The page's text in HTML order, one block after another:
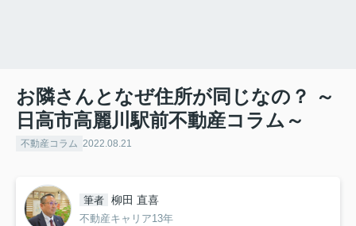
お隣さんとなぜ住所が同じなの？ ～
日高市高麗川駅前不動産コラム～
不動産コラム 2022.08.21
筆者 柳田 直喜
不動産キャリア13年